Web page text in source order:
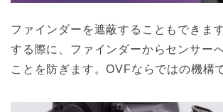
ファインダーを遮蔽することもできま
する際に、ファインダーからセンサー
ことを防ぎます。OVFならではの機構